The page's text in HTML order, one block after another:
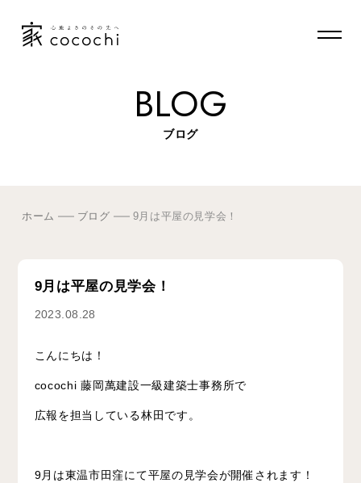
BLOG
ブログ
ホーム ブログ 9月は平屋の見学会！
9月は平屋の見学会！
2023.08.28
こんにちは！
cocochi 藤岡萬建設一級建築士事務所で
広報を担当している林田です。
9月は東温市田窪にて平屋の見学会が開催されます！